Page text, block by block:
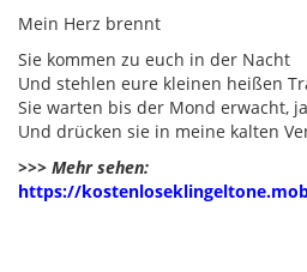
Mein Herz brennt
Sie kommen zu euch in der Nacht
Und stehlen eure kleinen heißen
Sie warten bis der Mond erwacht, ja
Und drücken sie in meine kalten
>>> Mehr sehen:
https://